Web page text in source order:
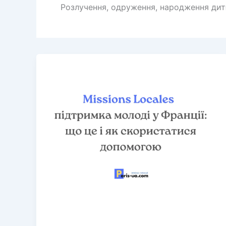
Розлучення, одруження, народження